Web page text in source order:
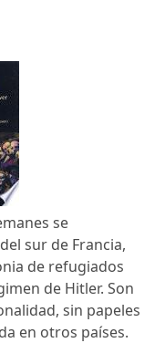
se
sur de Francia,
de refugiados
de Hitler. Son
sin papeles
en otros países.